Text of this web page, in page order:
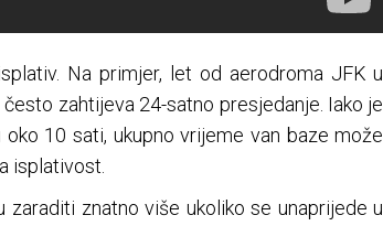
Na primjer, let od aerodroma JFK u
zahtijeva 24-satno presjedanje. Iako je
10 sati, ukupno vrijeme van baze može
isplativost.
znatno više ukoliko se unaprijede u